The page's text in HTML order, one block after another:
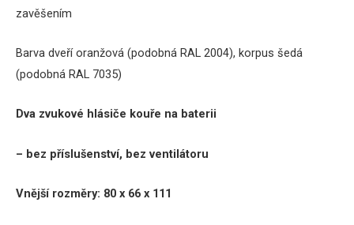
zavěšením
Barva dveří oranžová (podobná RAL 2004), korpus šedá
(podobná RAL 7035)
Dva zvukové hlásiče kouře na baterii
– bez příslušenství, bez ventilátoru
Vnější rozměry: 80 x 66 x 111